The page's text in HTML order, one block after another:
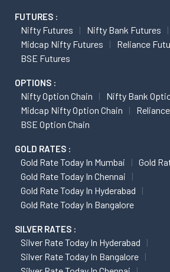
FUTURES :
Nifty Futures
Nifty Bank Futures
Midcap Nifty Futures
Reliance
BSE Futures
OPTIONS :
Nifty Option Chain
Nifty Bank
Midcap Nifty Option Chain
BSE Option Chain
GOLD RATES :
Gold Rate Today In Mumbai
Gold
Gold Rate Today In Chennai
Gold Rate Today In Hyderabad
Gold Rate Today In Bangalore
SILVER RATES :
Silver Rate Today In Hyderabad
Silver Rate Today In Bangalore